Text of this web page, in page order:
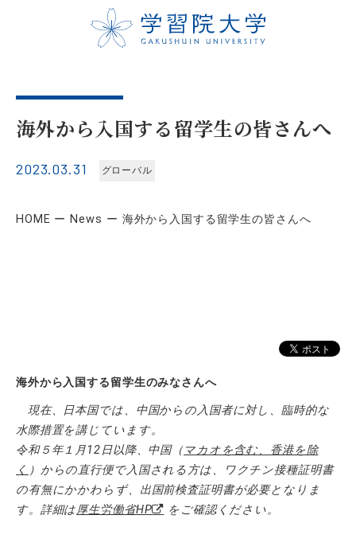
海外から入国する留学生の皆さんへ
2023.03.31 グローバル
HOME News 海外から入国する留学生の皆さんへ
海外から入国する留学生のみなさんへ
現在、日本国では、中国からの入国者に対し、臨時的な
水際措置を講じています。
令和５年１月12日以降、中国（マカオを含む、香港を除
く ）からの直行便で入国される方は、ワクチン接種証明書
の有無にかかわらず、出国前検査証明書が必要となりま
す。詳細は厚生労働省HP をご確認ください。